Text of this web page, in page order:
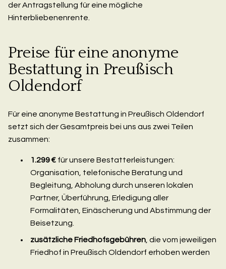
der Antragstellung für eine mögliche
Hinterbliebenenrente.
Preise für eine anonyme
Bestattung in Preußisch
Oldendorf
Für eine anonyme Bestattung in Preußisch Oldendorf
setzt sich der Gesamtpreis bei uns aus zwei Teilen
zusammen:
1.299 € für unsere Bestatterleistungen:
Organisation, telefonische Beratung und
Begleitung, Abholung durch unseren lokalen
Partner, Überführung, Erledigung aller
Formalitäten, Einäscherung und Abstimmung der
Beisetzung.
zusätzliche Friedhofsgebühren , die vom jeweiligen
Friedhof in Preußisch Oldendorf erhoben werden